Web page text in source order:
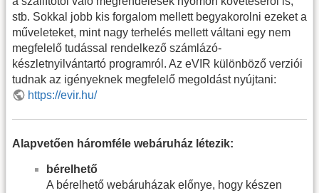
stb. Sokkal jobb kis forgalom mellett begyakorolni ezeket a
műveleteket, mint nagy terhelés mellett váltani egy nem
megfelelő tudással rendelkező számlázó-
készletnyilvántartó programról. Az eVIR különböző verziói
tudnak az igényeknek megfelelő megoldást nyújtani:
https://evir.hu/
Alapvetően háromféle webáruház létezik:
bérelhető
A bérelhető webáruházak előnye, hogy készen